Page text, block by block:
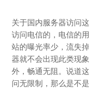
关于国内服务器访问
访问电信的，电信的
站的曝光率少，流失
器就不会出现此类现
外，畅通无阻。说道
问无限制，那么是不